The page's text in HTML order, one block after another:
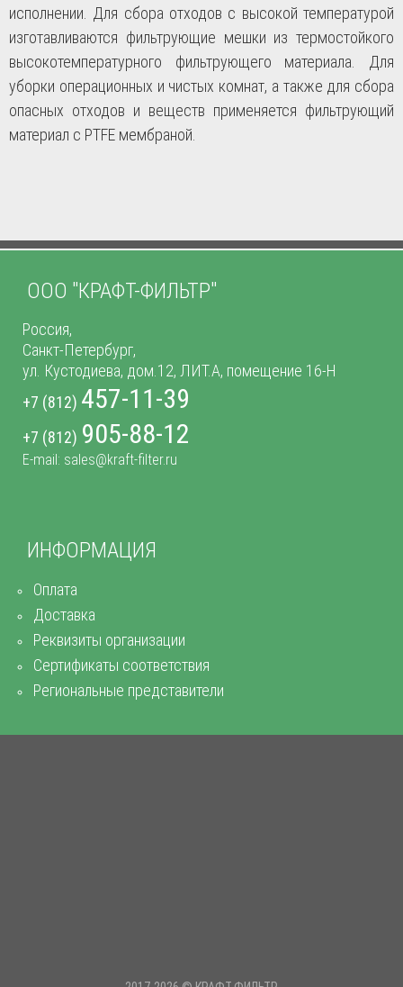
исполнении. Для сбора отходов с высокой температурой
изготавливаются фильтрующие мешки из термостойкого
высокотемпературного фильтрующего материала. Для
уборки операционных и чистых комнат, а также для сбора
опасных отходов и веществ применяется фильтрующий
материал с PTFE мембраной.
ИНФОРМАЦИЯ
Оплата
Доставка
Реквизиты организации
Сертификаты соответствия
Региональные представители
ООО "КРАФТ-ФИЛЬТР"
Россия,
Санкт-Петербург,
ул. Кустодиева, дом.12, ЛИТ.А, помещение 16-Н
+7 (812) 457-11-39
+7 (812) 905-88-12
E-mail: sales@kraft-filter.ru